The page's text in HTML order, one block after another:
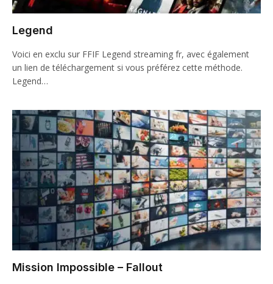
Legend
Voici en exclu sur FFIF Legend streaming fr, avec également
un lien de téléchargement si vous préférez cette méthode.
Legend…
Mission Impossible – Fallout